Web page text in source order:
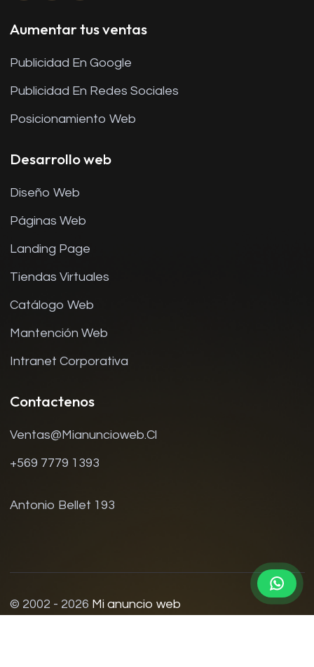
Aumentar tus ventas
Publicidad En Google
Publicidad En Redes Sociales
Posicionamiento Web
Desarrollo web
Diseño Web
Páginas Web
Landing Page
Tiendas Virtuales
Catálogo Web
Mantención Web
Intranet Corporativa
Contactenos
Ventas@mianuncioweb.cl
+569 7779 1393
Antonio Bellet 193
© 2002 - 2026 Mi anuncio web